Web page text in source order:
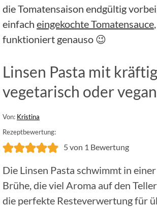
die Tomatensaison endgültig
einfach eingekochte Tomatensauce
funktioniert genauso 😉
Linsen Pasta mit
vegetarisch oder vegan
Von: Kristina
Rezeptbewertung:
5von 1 Bewertung
Die Linsen Pasta schwimmt in
Brühe, die viel Aroma auf den
die perfekte Resteverwertung für